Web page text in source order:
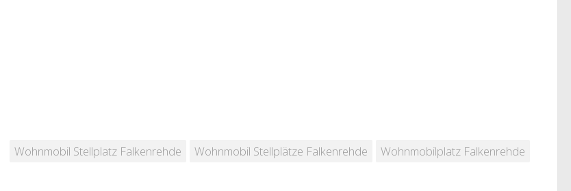
Wohnmobil Stellplatz Falkenrehde Wohnmobil Stellplätze Falkenrehde Wohnmobilplatz Falkenrehde